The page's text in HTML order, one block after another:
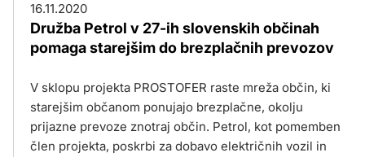
16.11.2020
Družba Petrol v 27-ih slovenskih občinah
pomaga starejšim do brezplačnih prevozov
V sklopu projekta PROSTOFER raste mreža občin, ki
starejšim občanom ponujajo brezplačne, okolju
prijazne prevoze znotraj občin. Petrol, kot pomemben
člen projekta, poskrbi za dobavo električnih vozil in